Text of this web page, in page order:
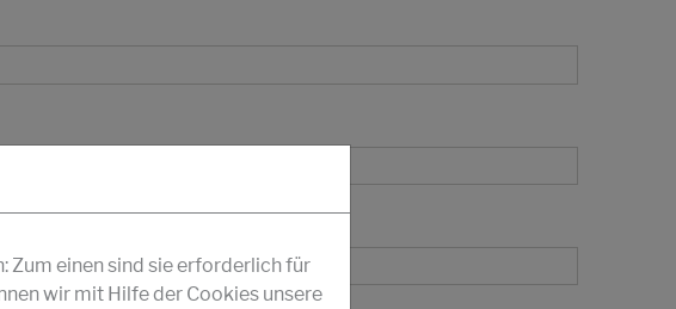
Zum einen sind sie erforderlich für
wir mit Hilfe der Cookies unsere